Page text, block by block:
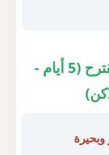
البرنامج السياحي المقترح (5 أيام -
وبحيرة